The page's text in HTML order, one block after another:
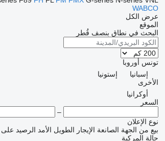
WABCO
عرض الكل
الموقع
البحث في نطاق بنصف قُطر
تونس أوروبا
إسبانيا
إستونيا
الأخرى
أوكرانيا
السعر
–
نوع الإعلان
بيع من الجهة الصانعة الإيجار الطويل الأمد الرصيد
حالة المركبة